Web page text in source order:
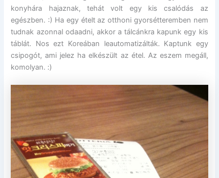
konyhára hajaznak, tehát volt egy kis csalódás az
egészben. :) Ha egy ételt az otthoni gyorsétteremben nem
tudnak azonnal odaadni, akkor a tálcánkra kapunk egy kis
táblát. Nos ezt Koreában leautomatizálták. Kaptunk egy
csipogót, ami jelez ha elkészült az étel. Az eszem megáll,
komolyan. :)